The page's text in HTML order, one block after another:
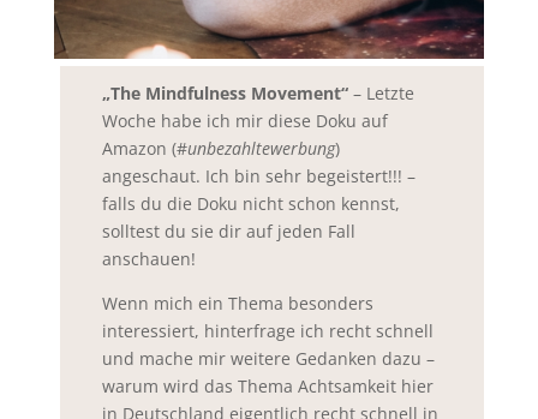
„The Mindfulness Movement“ – Letzte
Woche habe ich mir diese Doku auf
Amazon (#unbezahltewerbung)
angeschaut. Ich bin sehr begeistert!!! –
falls du die Doku nicht schon kennst,
solltest du sie dir auf jeden Fall
anschauen!
Wenn mich ein Thema besonders
interessiert, hinterfrage ich recht schnell
und mache mir weitere Gedanken dazu –
warum wird das Thema Achtsamkeit hier
in Deutschland eigentlich recht schnell in